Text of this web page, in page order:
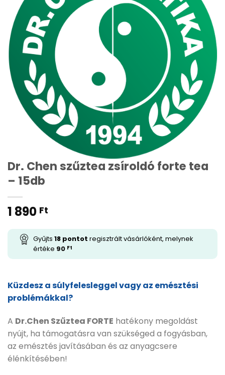
Dr. Chen szűztea zsíroldó forte tea
– 15db
1 890 Ft
Gyűjts 18 pontot regisztrált vásárlóként, melynek
értéke 90 Ft
Küzdesz a súlyfelesleggel vagy az emésztési
problémákkal?
A Dr.Chen Szűztea FORTE hatékony megoldást
nyújt, ha támogatásra van szükséged a fogyásban,
az emésztés javításában és az anyagcsere
élénkítésében!